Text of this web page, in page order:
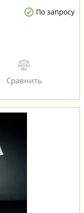
По запросу